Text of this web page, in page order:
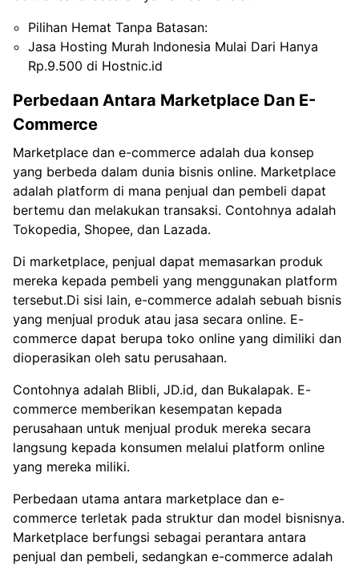
Pilihan Hemat Tanpa Batasan:
Jasa Hosting Murah Indonesia Mulai Dari Hanya
Rp.9.500 di Hostnic.id
Perbedaan Antara Marketplace Dan E-
Commerce
Marketplace dan e-commerce adalah dua konsep
yang berbeda dalam dunia bisnis online. Marketplace
adalah platform di mana penjual dan pembeli dapat
bertemu dan melakukan transaksi. Contohnya adalah
Tokopedia, Shopee, dan Lazada.
Di marketplace, penjual dapat memasarkan produk
mereka kepada pembeli yang menggunakan platform
tersebut.Di sisi lain, e-commerce adalah sebuah bisnis
yang menjual produk atau jasa secara online. E-
commerce dapat berupa toko online yang dimiliki dan
dioperasikan oleh satu perusahaan.
Contohnya adalah Blibli, JD.id, dan Bukalapak. E-
commerce memberikan kesempatan kepada
perusahaan untuk menjual produk mereka secara
langsung kepada konsumen melalui platform online
yang mereka miliki.
Perbedaan utama antara marketplace dan e-
commerce terletak pada struktur dan model bisnisnya.
Marketplace berfungsi sebagai perantara antara
penjual dan pembeli, sedangkan e-commerce adalah